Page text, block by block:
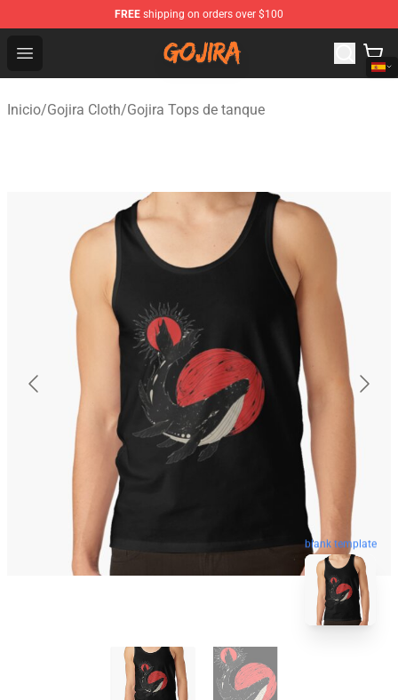
FREE shipping on orders over $100
Open menu
Gojira Shop - Official Gojira Merchandise Store
Inicio/Gojira Cloth/Gojira Tops de tanque
blank template